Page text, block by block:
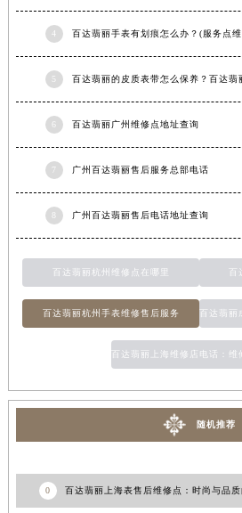
4 百达翡丽手表有划痕怎么办？(服务点
5
6 百达翡丽广州维修点地址查询
7 广州百达翡丽售后服务总部电话
广州百达翡丽售后电话地址查询
百达翡丽杭州维修点在哪里 百
百达翡丽杭州手表维修售后服务
随机推荐
0 百达翡丽上海表售后维修点：时尚与品